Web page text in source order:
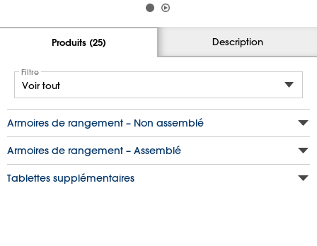
Produits (25) Description
Filtre
Armoires de rangement – Non assemblé
Armoires de rangement – Assemblé
Tablettes supplémentaires